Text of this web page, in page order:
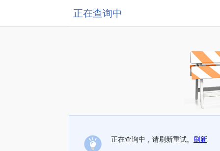
正在查询中
正在查询中，请刷新重试。 刷新